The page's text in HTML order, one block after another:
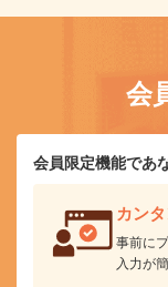
会
会員限定機能であ
カン
事前に
入力が